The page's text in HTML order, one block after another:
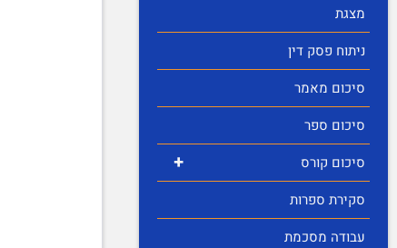
מצגת
ניתוח פסק דין
סיכום מאמר
סיכום ספר
+
סיכום קורס
סקירת ספרות
עבודה מסכמת